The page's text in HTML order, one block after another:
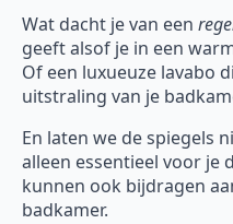
Wat dacht je van een
geeft alsof je in een
Of een luxueuze lavabo
uitstraling van je
En laten we de spiegels
alleen essentieel voor je
kunnen ook bijdragen
badkamer.